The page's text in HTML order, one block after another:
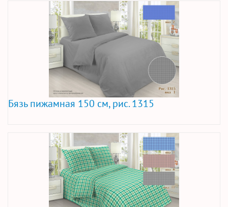
Бязь пижамная 150 см, рис. 1315